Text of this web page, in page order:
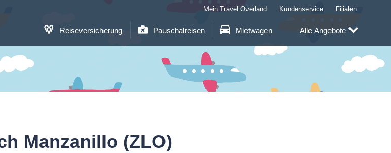
Reiseversicherung Pauschalreisen Mietwagen
Mein Travel Overland Kundenservice Filialen
Alle Angebote
Manzanillo (ZLO)